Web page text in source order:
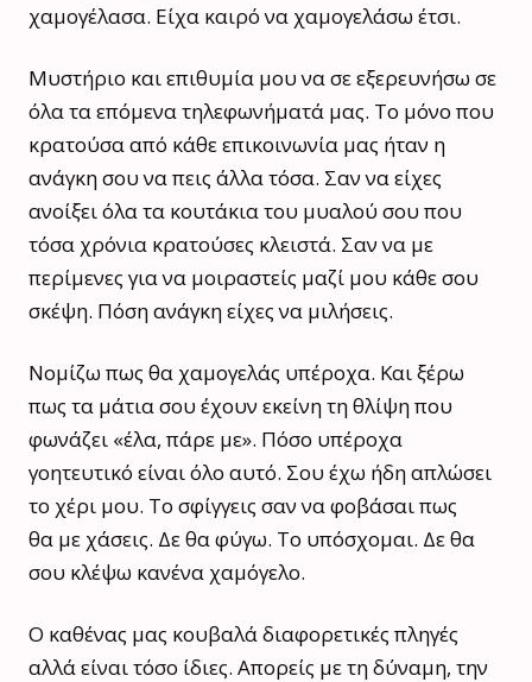
χαμογέλασα. Είχα καιρό να χαμογελάσω έτσι.
Μυστήριο και επιθυμία μου να σε εξερευνήσω σε
όλα τα επόμενα τηλεφωνήματά μας. Το μόνο που
κρατούσα από κάθε επικοινωνία μας ήταν η
ανάγκη σου να πεις άλλα τόσα. Σαν να είχες
ανοίξει όλα τα κουτάκια του μυαλού σου που
τόσα χρόνια κρατούσες κλειστά. Σαν να με
περίμενες για να μοιραστείς μαζί μου κάθε σου
σκέψη. Πόση ανάγκη είχες να μιλήσεις.
Νομίζω πως θα χαμογελάς υπέροχα. Και ξέρω
πως τα μάτια σου έχουν εκείνη τη θλίψη που
φωνάζει «έλα, πάρε με». Πόσο υπέροχα
γοητευτικό είναι όλο αυτό. Σου έχω ήδη απλώσει
το χέρι μου. Το σφίγγεις σαν να φοβάσαι πως
θα με χάσεις. Δε θα φύγω. Το υπόσχομαι. Δε θα
σου κλέψω κανένα χαμόγελο.
Ο καθένας μας κουβαλά διαφορετικές πληγές
αλλά είναι τόσο ίδιες. Απορείς με τη δύναμη, την